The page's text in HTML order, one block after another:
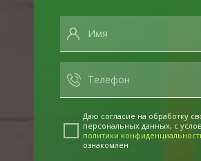
Даю согласие на обработку
персональных данных, с
политики
ознакомлен